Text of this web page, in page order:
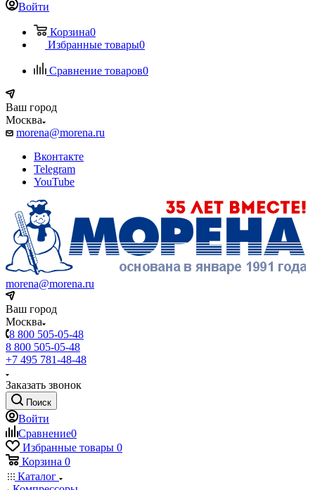
Войти
Корзина0
Избранные товары0
Сравнение товаров0
Ваш город
Москва
morena@morena.ru
Вконтакте
Telegram
YouTube
morena@morena.ru
Ваш город
Москва
8 800 505-05-48
8 800 505-05-48
+7 495 781-48-48
Заказать звонок
Поиск
Войти
Сравнение0
Избранные товары 0
Корзина 0
Каталог